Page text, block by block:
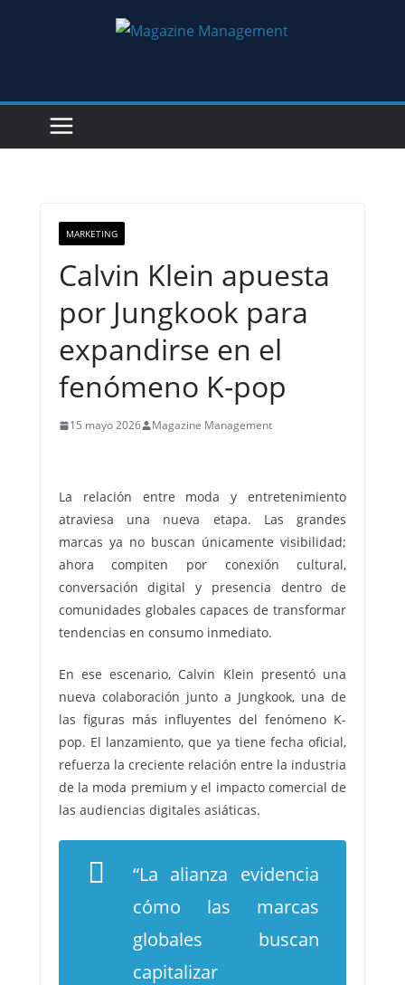
MARKETING
Calvin Klein apuesta
por Jungkook para
expandirse en el
fenómeno K-pop
15 mayo 2026 Magazine Management
La relación entre moda y entretenimiento
atraviesa una nueva etapa. Las grandes
marcas ya no buscan únicamente visibilidad;
ahora compiten por conexión cultural,
conversación digital y presencia dentro de
comunidades globales capaces de transformar
tendencias en consumo inmediato.
En ese escenario, Calvin Klein presentó una
nueva colaboración junto a Jungkook, una de
las figuras más influyentes del fenómeno K-
pop. El lanzamiento, que ya tiene fecha oficial,
refuerza la creciente relación entre la industria
de la moda premium y el impacto comercial de
las audiencias digitales asiáticas.
“La alianza evidencia
cómo las marcas
globales buscan
capitalizar